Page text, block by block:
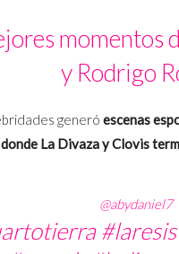
momentos
y Rodrigo
generó escenas
La Divaza y Clovis
@abydaniel7